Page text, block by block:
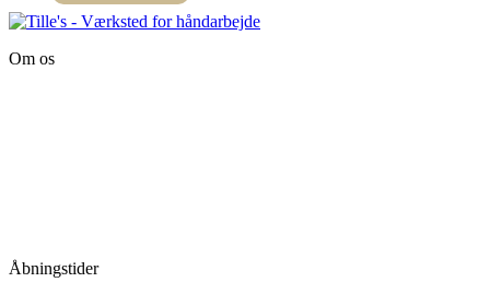
Om os
Åbningstider